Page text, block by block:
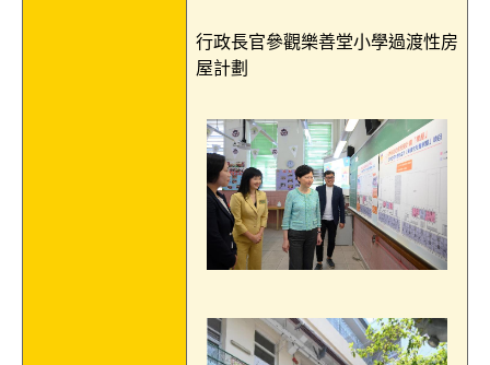
行政長官參觀樂善堂小學過渡性房
屋計劃